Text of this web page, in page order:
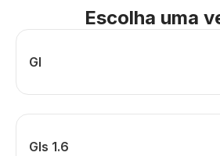
Escolha uma
Gl
Gls 1.6